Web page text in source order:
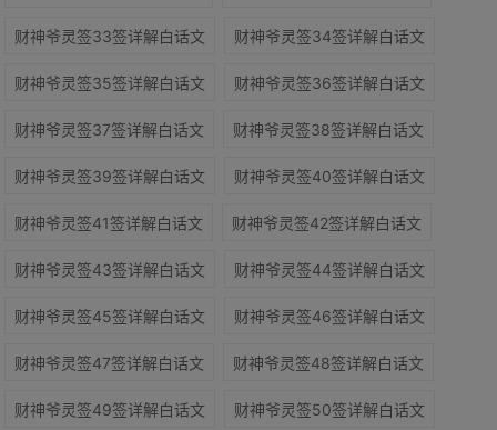
财神爷灵签33签详解白话文 财神爷灵签34签详解白话文
财神爷灵签35签详解白话文 财神爷灵签36签详解白话文
财神爷灵签37签详解白话文 财神爷灵签38签详解白话文
财神爷灵签39签详解白话文 财神爷灵签40签详解白话文
财神爷灵签41签详解白话文 财神爷灵签42签详解白话文
财神爷灵签43签详解白话文 财神爷灵签44签详解白话文
财神爷灵签45签详解白话文 财神爷灵签46签详解白话文
财神爷灵签47签详解白话文 财神爷灵签48签详解白话文
财神爷灵签49签详解白话文 财神爷灵签50签详解白话文